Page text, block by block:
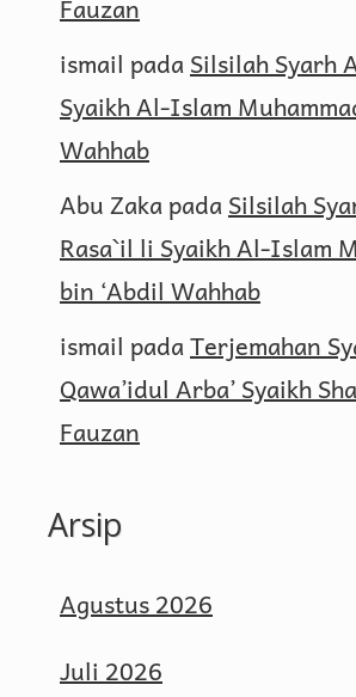
Fauzan
ismail padaSilsilah Syarh
Syaikh Al-Islam
Wahhab
Abu ZakapadaSilsilah
Rasa`il li Syaikh Al-Islam
bin ‘Abdil Wahhab
ismail padaTerjemahan
Qawa’idul Arba’ Syaikh
Fauzan
Arsip
Agustus 2026
Juli 2026